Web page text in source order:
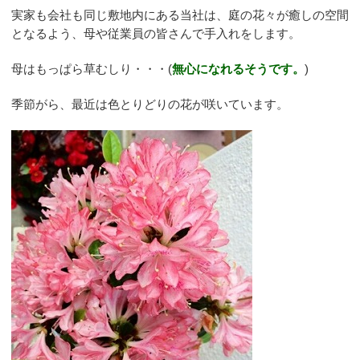
実家も会社も同じ敷地内にある当社は、庭の花々が癒しの空間
となるよう、母や従業員の皆さんで手入れをします。
母はもっぱら草むしり・・・(無心になれるそうです。 )
季節がら、最近は色とりどりの花が咲いています。